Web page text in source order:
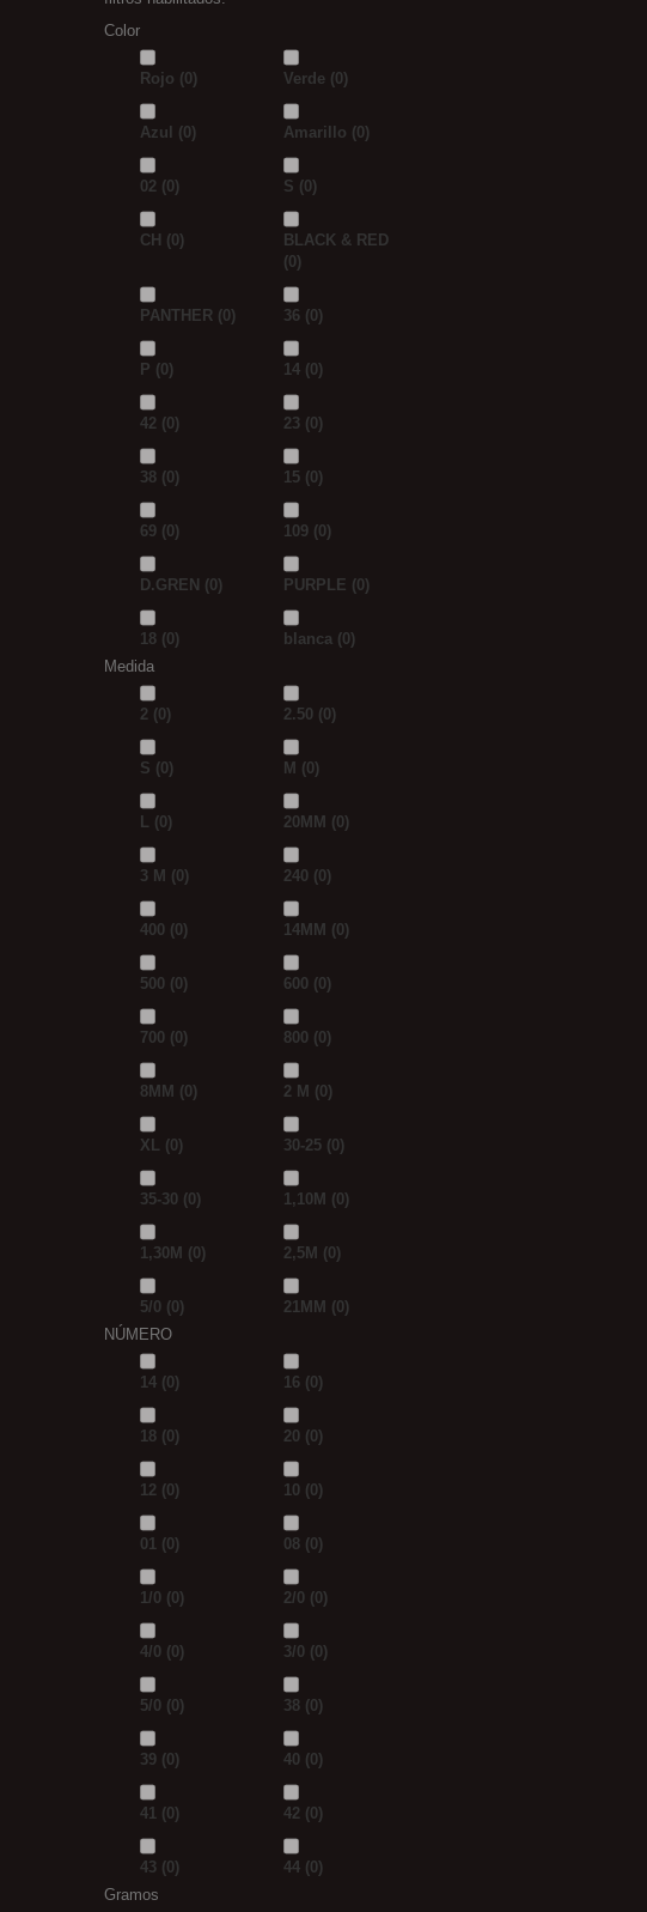
Color
Rojo (0) Verde (0)
Azul (0) Amarillo (0)
02 (0) S (0)
CH (0)
BLACK & RED
(0)
PANTHER (0) 36 (0)
P (0) 14 (0)
42 (0) 23 (0)
38 (0) 15 (0)
69 (0) 109 (0)
D.GREN (0) PURPLE (0)
18 (0) blanca (0)
Medida
2 (0) 2.50 (0)
S (0) M (0)
L (0) 20MM (0)
3 M (0) 240 (0)
400 (0) 14MM (0)
500 (0) 600 (0)
700 (0) 800 (0)
8MM (0) 2 M (0)
XL (0) 30-25 (0)
35-30 (0) 1,10M (0)
1,30M (0) 2,5M (0)
5/0 (0) 21MM (0)
NÚMERO
14 (0) 16 (0)
18 (0) 20 (0)
12 (0) 10 (0)
01 (0) 08 (0)
1/0 (0) 2/0 (0)
4/0 (0) 3/0 (0)
5/0 (0) 38 (0)
39 (0) 40 (0)
41 (0) 42 (0)
43 (0) 44 (0)
Gramos